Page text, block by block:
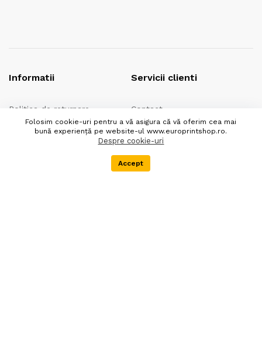
Categorii
Informatii
Politica de returnare
Politica de confidentialitate
Servicii clienti
Contact
Despre noi
Folosim cookie-uri pentru a vă asigura că vă oferim cea mai
bună experiență pe website-ul www.europrintshop.ro.
Despre cookie-uri
Accept